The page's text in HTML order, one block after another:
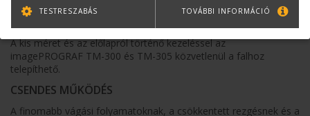
KOMPAKT KIALAKÍTÁS
A kis méret és az előlapról történő kezeléssel az
imagePROGRAF TM-300 és TM-305 közvetlenül a falhoz
telepíthető.
CSENDES MŰKÖDÉS
A finomabb vágási folyamatoknak, a csökkentett rezgésnek és a
TESTRESZABÁS TOVÁBBI INFORMÁCIÓ